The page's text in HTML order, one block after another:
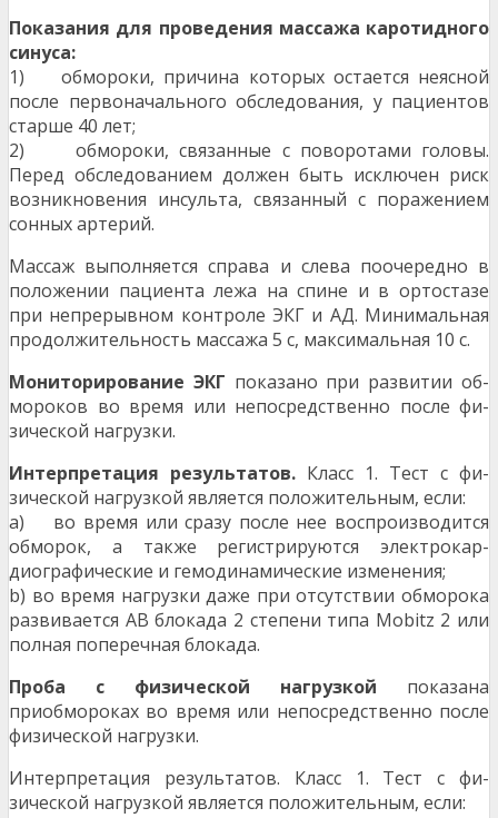
Показания для проведения массажа каротидно­го
синуса:
1) обмороки, причина которых остается неясной
после первоначального обследования, у паци­ентов
старше 40 лет;
2) обмороки, связанные с поворотами головы.
Перед обследованием должен быть исключен риск
возникновения инсульта, связанный с по­ражением
сонных артерий.
Массаж выполняется справа и слева поочередно в
положении пациента лежа на спине и в ортостазе
при непрерывном контроле ЭКГ и АД. Минимальная
продолжительность массажа 5 с, максимальная 10 с.
Мониторирование ЭКГ показано при развитии об­
мороков во время или непосредственно после фи­
зической нагрузки.
Интерпретация результатов. Класс 1. Тест с фи­
зической нагрузкой является положительным, если:
а) во время или сразу после нее воспроизводится
обморок, а также регистрируются электрокар­
диографические и гемодинамические измене­ния;
b) во время нагрузки даже при отсутствии обмо­рока
развивается АВ блокада 2 степени типа Mobitz 2 или
полная поперечная блокада.
Проба с физической нагрузкой показана
приобмороках во время или непосредственно после
фи­зической нагрузки.
Интерпретация результатов. Класс 1. Тест с фи­
зической нагрузкой является положительным, если: